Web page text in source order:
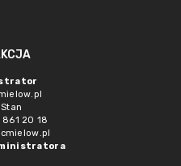
20 18